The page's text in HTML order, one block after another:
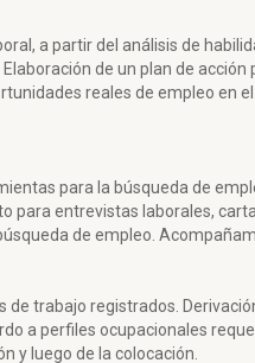
a partir del análisis de
de un plan de acción
reales de empleo en
para la búsqueda de
para entrevistas laborales,
de empleo.
trabajo registrados.
a perfiles ocupacionales
y luego de la colocación.